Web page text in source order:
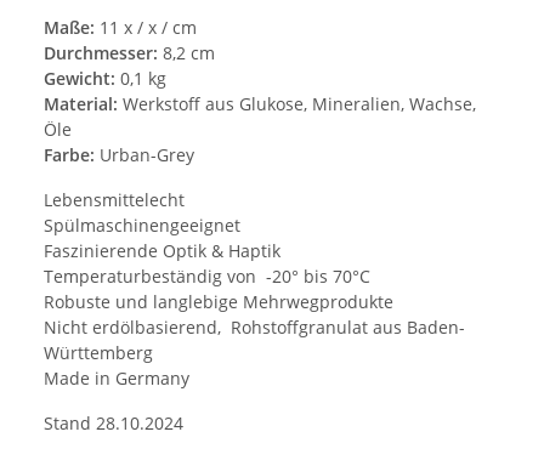
Maße: 11 x / x / cm
Durchmesser: 8,2 cm
Gewicht: 0,1 kg
Material: Werkstoff aus Glukose, Mineralien, Wachse,
Öle
Farbe: Urban-Grey
Lebensmittelecht
Spülmaschinengeeignet
Faszinierende Optik & Haptik
Temperaturbeständig von -20° bis 70°C
Robuste und langlebige Mehrwegprodukte
Nicht erdölbasierend, Rohstoffgranulat aus Baden-
Württemberg
Made in Germany
Stand 28.10.2024